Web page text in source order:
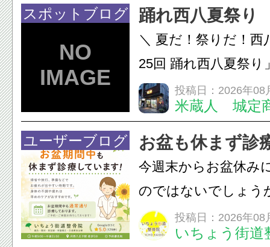
態を丁寧に確認した
います。必要に応じ
ン・CT・MRIなどの
スポットブログ 踊れ西八夏祭り
＼ 夏だ！祭りだ！西
25回 踊れ西八夏祭
てくる！ 伝統の【阿
情熱の【よさこいソ
結！数多くの団体が
店街を舞台に最高の
投稿日：2026年08
米蔵人 城定
ユーザーブログ お盆も休まず診
今週末からお盆休み
のではないでしょう
長時間の運転などで
痛・足の疲れが出や
投稿日：2026年08
いちょう街道